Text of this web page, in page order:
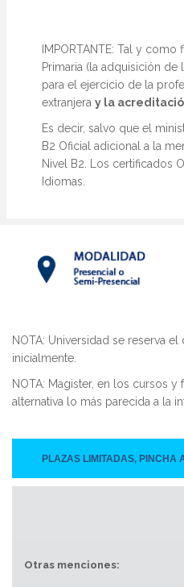
IMPORTANTE: Tal y como
Primaria (la adquisición
para el ejercicio de la
extranjera y la
Es decir, salvo que el
B2 Oficial adicional a la
Nivel B2. Los certificados
Idiomas.
NOTA: Universidad se reserva
inicialmente.
NOTA: Magister, en los cursos
alternativa lo más parecida a la
PLAZAS LIMITADAS, PINCHA
Otras menciones: